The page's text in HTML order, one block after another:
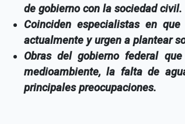
de gobierno con la sociedad civil.
Coinciden especialistas en
actualmente y urgen a plantear
Obras del gobierno federal
medioambiente, la falta de
principales preocupaciones.